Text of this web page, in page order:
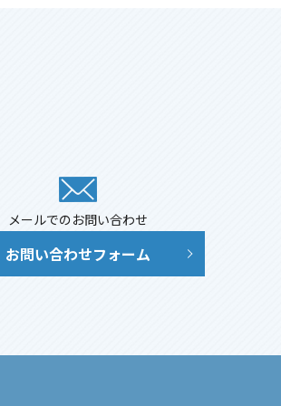
メールでのお問い合わせ
お問い合わせフォーム